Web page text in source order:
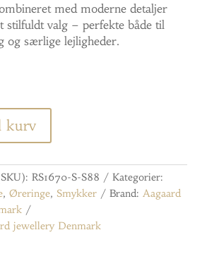
med moderne detaljer
stilfuldt valg – perfekte både til
og særlige lejligheder.
kurv
RS1670-S-S88
Kategorier:
, Øreringe, Smykker Brand: Aagaard
jewellery Denmark